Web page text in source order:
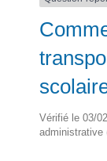
Vérifié le 03/
administrative